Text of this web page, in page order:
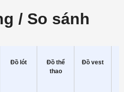
/ So sánh
Đồ lót
Đồ thể
thao
Đồ vest